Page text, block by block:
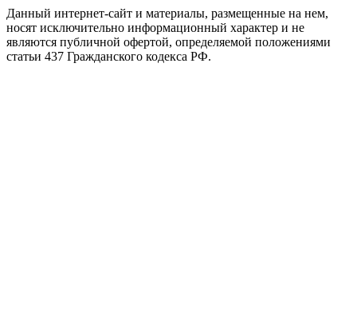
Данный интернет-сайт и материалы, размещенные на нем,
носят исключительно информационный характер и не
являются публичной офертой, определяемой положениями
статьи 437 Гражданского кодекса РФ.